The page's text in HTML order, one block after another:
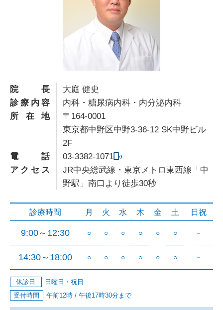
院長
大庭 健史
診療内容
内科・糖尿病内科・内分泌内科
所在地
〒164-0001
東京都中野区中野3-36-12 SK中野ビル
2F
電話
03-3382-1071
アクセス
JR中央総武線・東京メトロ東西線「中
野駅」南口より徒歩30秒